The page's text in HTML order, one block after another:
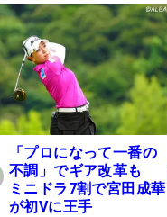
「プロになって一番の
不調」でギア改革も
ミニドラ7割で宮田成華
が初Vに王手